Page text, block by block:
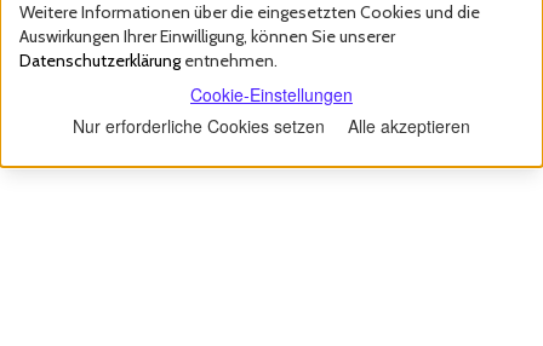
Weitere Informationen über die eingesetzten Cookies und die
Auswirkungen Ihrer Einwilligung, können Sie unserer
Datenschutzerklärungentnehmen.
Cookie-Einstellungen
Nur erforderliche Cookies setzen
Alle akzeptieren